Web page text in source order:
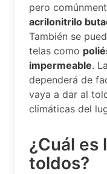
pero
acrilonitrilo
También se
telas como
impermeable.
dependerá de
vaya a dar al
climáticas del
¿Cuál es
toldos?